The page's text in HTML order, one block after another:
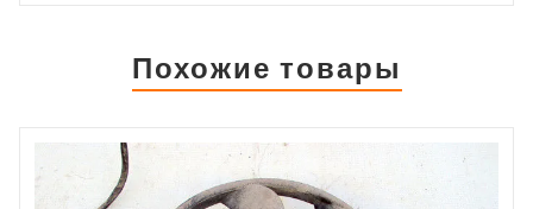
Похожие товары